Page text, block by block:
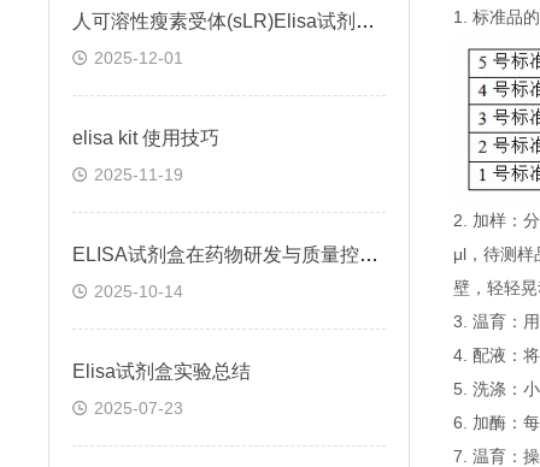
人可溶性瘦素受体(sLR)Elisa试剂盒可溶性受体的作用
2025-12-01
elisa kit 使用技巧
2025-11-19
ELISA试剂盒在药物研发与质量控制中的应用实践
2025-10-14
Elisa试剂盒实验总结
2025-07-23
1. 标准品
2. 加样：
μl，待测样
壁，轻轻
3. 温育：
4. 配液：
5. 洗涤：
6. 加酶：
7. 温育：